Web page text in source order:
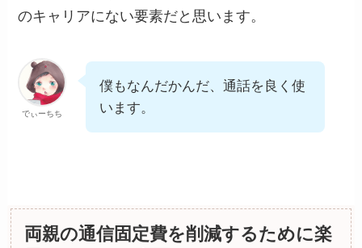
のキャリアにない要素だと思います。
でぃーちち
僕もなんだかんだ、通話を良く使
います。
両親の通信固定費を削減するために楽